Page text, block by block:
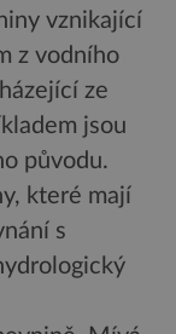
vznikající
z vodního
ze
jsou
původu.
které mají
s